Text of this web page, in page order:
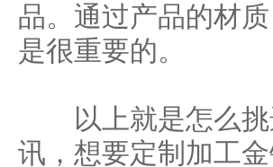
品。通过产品的材
是很重要的。
以上就是怎么挑
讯，想要定制加工